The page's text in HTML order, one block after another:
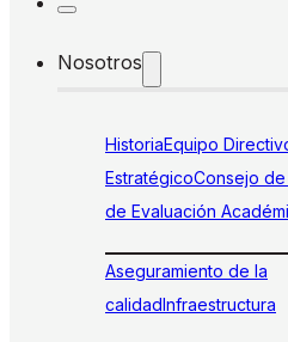
Nosotros
HistoriaEquipo
EstratégicoConsejo de
de Evaluación
Aseguramiento de la
calidadInfraestructura